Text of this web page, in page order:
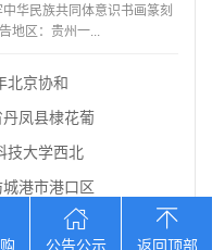
华民族共同体意识书画篆刻
地区：贵州一...
北京协和
凤县棣花葡
技大学西北
港市港口区
防救援总队
公告公示 返回顶部